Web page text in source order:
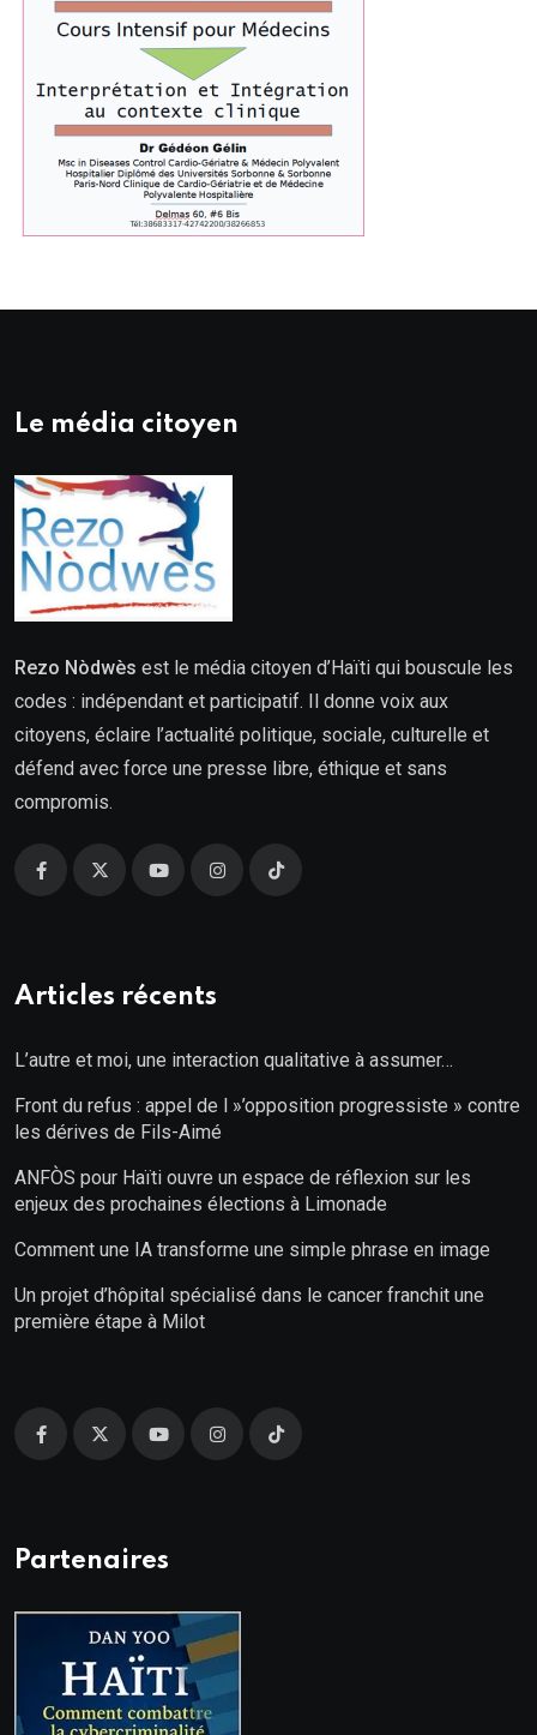
Le média citoyen
Rezo Nòdwès est le média citoyen d’Haïti qui bouscule les
codes : indépendant et participatif. Il donne voix aux
citoyens, éclaire l’actualité politique, sociale, culturelle et
défend avec force une presse libre, éthique et sans
compromis.
Articles récents
L’autre et moi, une interaction qualitative à assumer…
Front du refus : appel de l »’opposition progressiste » contre
les dérives de Fils-Aimé
ANFÒS pour Haïti ouvre un espace de réflexion sur les
enjeux des prochaines élections à Limonade
Comment une IA transforme une simple phrase en image
Un projet d’hôpital spécialisé dans le cancer franchit une
première étape à Milot
Partenaires